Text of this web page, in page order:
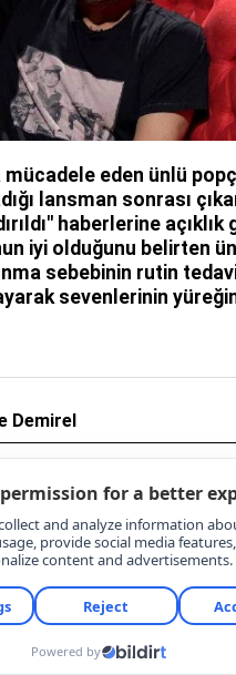
mücadele eden ünlü
lansman sonrası
haberlerine açıklık
iyi olduğunu belirten
sebebinin rutin
sevenlerinin
Demirel